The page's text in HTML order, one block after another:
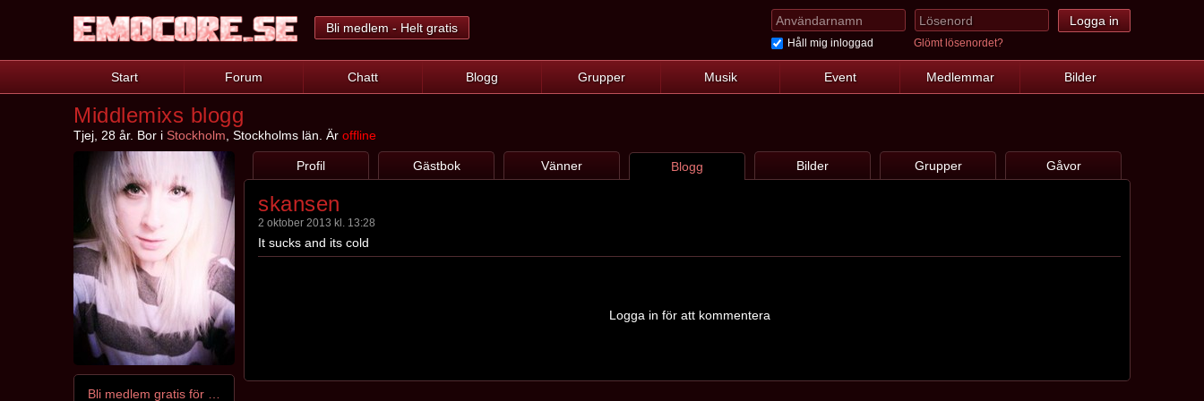
Bli medlem - Helt gratis
Håll mig inloggad Glömt lösenordet?
Start Forum Chatt Blogg Grupper Musik Event Medlemmar Bilder
Middlemixs blogg
Tjej, 28 år. Bor i Stockholm , Stockholms län. Är offline
Profil Gästbok Vänner Blogg Bilder Grupper Gåvor
skansen
2 oktober 2013 kl. 13:28
It sucks and its cold
Logga in för att kommentera